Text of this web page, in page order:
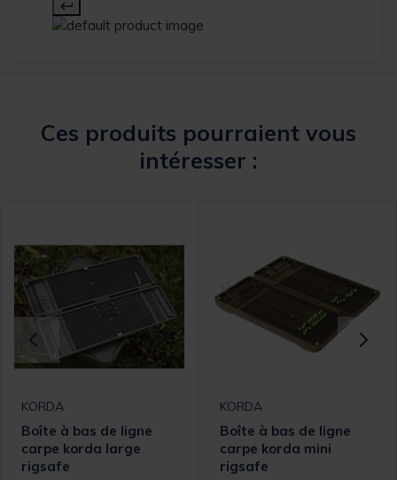
Ces produits pourraient vous
intéresser :
KORDA
Boîte à bas de ligne
carpe korda large
rigsafe
KORDA
Boîte à bas de ligne
carpe korda mini
rigsafe